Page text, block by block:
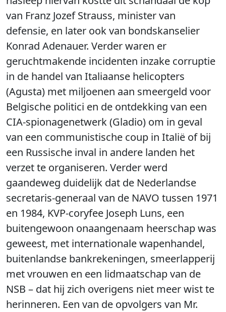
van Franz Jozef Strauss, minister van
defensie, en later ook van bondskanselier
Konrad Adenauer. Verder waren er
geruchtmakende incidenten inzake corruptie
in de handel van Italiaanse helicopters
(Agusta) met miljoenen aan smeergeld voor
Belgische politici en de ontdekking van een
CIA-spionagenetwerk (Gladio) om in geval
van een communistische coup in Italië of bij
een Russische inval in andere landen het
verzet te organiseren. Verder werd
gaandeweg duidelijk dat de Nederlandse
secretaris-generaal van de NAVO tussen 1971
en 1984, KVP-coryfee Joseph Luns, een
buitengewoon onaangenaam heerschap was
geweest, met internationale wapenhandel,
buitenlandse bankrekeningen, smeerlapperij
met vrouwen en een lidmaatschap van de
NSB – dat hij zich overigens niet meer wist te
herinneren. Een van de opvolgers van Mr.